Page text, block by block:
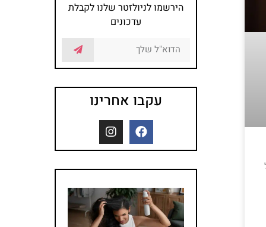
הירשמו לניולזטר שלנו לקבלת
עדכונים
עקבו אחרינו